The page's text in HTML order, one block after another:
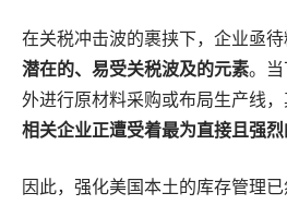
在关税冲击波的裹挟下，企业亟
潜在的、易受关税波及的元素。
外进行原材料采购或布局生产线，
相关企业正遭受着最为直接且强
因此，强化美国本土的库存管理